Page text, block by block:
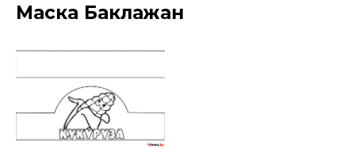
Маска Баклажан